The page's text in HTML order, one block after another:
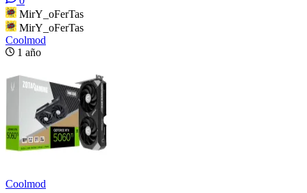
MirY_oFerTas
MirY_oFerTas
Coolmod
1 año
Coolmod